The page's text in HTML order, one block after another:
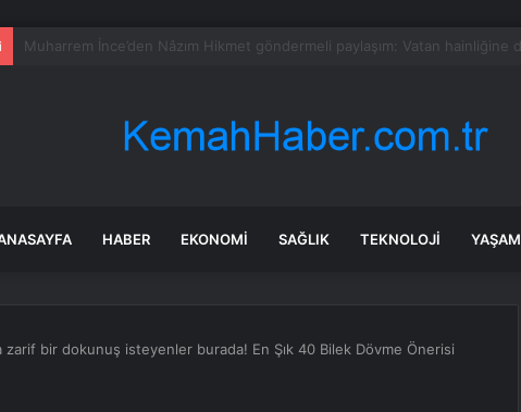
Dokuz Eylül nitelikli hekim kadrosunu güçlendirdi
HABER EKONOMI SAĞLIK TEKNOLOJI YAŞAM
bir dokunuş isteyenler burada! En Şık 40 Bilek Dövme Önerisi